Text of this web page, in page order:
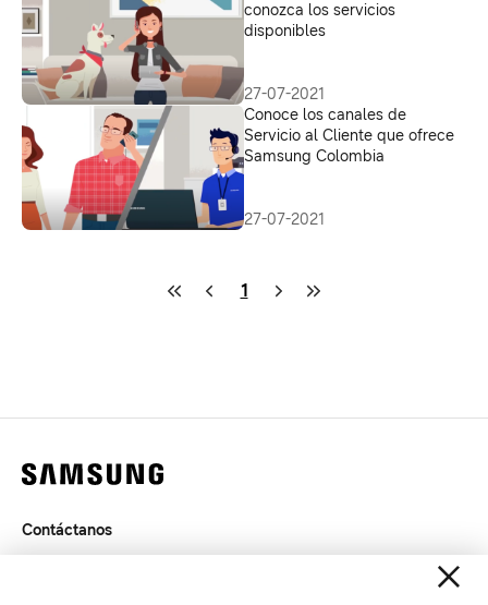
conozca los servicios
disponibles
27-07-2021
Conoce los canales de
Servicio al Cliente que ofrece
Samsung Colombia
27-07-2021
1
Contáctanos